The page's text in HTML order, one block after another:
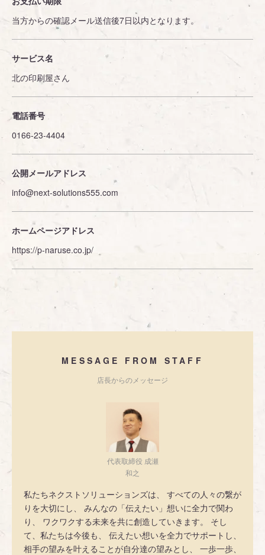
当方からの確認メール送信後7日以内となります。
サービス名
北の印刷屋さん
電話番号
0166-23-4404
公開メールアドレス
info@next-solutions555.com
ホームページアドレス
https://p-naruse.co.jp/
MESSAGE FROM STAFF
店長からのメッセージ
代表取締役 成瀬
和之
私たちネクストソリューションズは、 すべての人々の繋が
りを大切にし、 みんなの「伝えたい」想いに全力で関わ
り、 ワクワクする未来を共に創造していきます。 そし
て、私たちは今後も、 伝えたい想いを全力でサポートし、
相手の望みを叶えることが自分達の望みとし、 一歩一歩、